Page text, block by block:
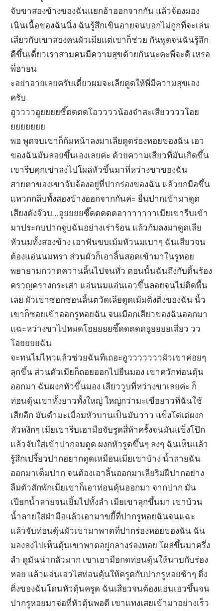
จับขาสองข้างของฉันแยกอ้าออกจากกัน แล้วจ้องมอง
เนินเนื้อของฉันนิ่ง ฉันรู้สึกเขินอายจนบอกไม่ถูกที่จะเล่น
เสียวกับเขาสองคนผัวเมียแต่เขาก็ช่วย กันพูดจนฉันรู้สึก
ดีขึ้นเดี๋ยวเราสามคนมีความสุขด้วยกันนะคะพี่จะดี เหรอ
พี่อายน
ะอย่าอายเลยครับเดี๋ยวผมจะเลียดูดให้พี่มีความสุขเอง
ครับ
อูววววอูยยยยซี๊ดดดดโอววววน้องจ๋าสะเสียววววโอย
ยยยยยยย
พอ พูดจบเขาก็ก้มหน้าลงมาเลียดูดร่องหอยของฉัน เอว
ของฉันมันลอยขึ้นเองเลยค่ะ ด้วยความเสียวที่มันเกิดขึ้น
เขารีบคุกเข่าลงไปโผล่หัวขึ้นมาที่หว่างขาของฉัน
สายตาของเขาจับจ้องอยู่ที่ปากร่องของฉัน แล้วยกมือขึ้น
แหวกกลีบทั้งสองข้างออกจากกันค่ะ ยื่นปากเข้ามาดูด
เสียงดังจ๊วบ…อูยยยยซี๊ดดดดดอาาาาาาาเมียเขารีบเข้า
มาประกบปากจูบฉันอย่างเร่าร้อน แล้วก้มลงมาดูดเลีย
หัวนมทั้งสองข้าง เอาฟันขบเม้มหัวนมเบาๆ ฉันเสียวจน
ต้องแอ่นนมหรา ส่วนผัวก็เอาลิ้นสอดเข้ามาในรูหอย
พยายามกวาดควานลิ้นไปจนทั่ว ตอนนั้นฉันถึงกับดิ้นร้อง
ครวญครางกระเส่า แอ่นนมแอ่นเอวขึ้นลอยจนไม่ติดพื้น
เลย ผัวเขาซอกซอนลิ้นตวัดเลียดูดเม้มติ่งติ่งของฉัน นิ้ว
เขาก็ซอยเข้าออกรูหอยฉัน จนเมือกเสียวของฉันออกมา
แฉะหว่างขาไปหมดโอยยยยซี๊ดดดดดอูยยยยเสียว วว
โอยยยยฉัน
จะทนไม่ไหวแล้วช่วยฉันทีเถอะอูวววววววผัวเขาค่อยๆ
ลุกขึ้น ส่วนตัวเมียก็ถอยออกไปยืนมอง เขาควักท่อนดุ้น
ออกมา ฉันผงกหัวขึ้นมอง เสียววูบที่หว่างขาเลยค่ะ ก็
ท่อนดุ้นเขาทั้งยาวทั้งใหญ่ ใหญ่กว่ามะเขือยาวที่ฉันใช้
เสียอีก มันดำมะเมื่อมหัวบานเป็นมันวาว แข็งโด่เด่ผงก
หัวหงึกๆ เมียเขารีบเอามือจับรูดสี่ห้าครั้งจนมันแข็งโป๊ก
แล้วจับใส่เข้าปากอมดูด ผงกหัวรูดขึ้นๆ ลงๆ ฉันเห็นแล้ว
รู้สึกเปรี้ยวปากอยากดูดเหมือนเมียเขาบ้าง น้ำลายฉัน
ออกมาเต็มปาก จนต้องเอาลิ้นออกมาเลียริมฝีปากอย่าง
ลืมตัวสักพักเมียเขาก็เอาท่อนดุ้นออกมา จากปาก มัน
เปียกน้ำลายจนเยิ้มไปทั้งลำ เมียเขาลุกขึ้นมา เขาบ้วน
น้ำลายใส่ฝ่ามือแล้วเอามาขยี้ที่ปากรูหอยฉันจนแฉะ
แล้วจับท่อนดุ้นผัวเขามาพาดที่ปากร่องหอยของฉัน ฉัน
มองลงไปเห็นดุ้นเขาพาดอยู่กลางร่องหอย โผล่ขึ้นมาครึ่ง
ลำ ดูมันน่ากลัวมาก เขาเอามือกดท่อนดุ้นให้นาบกับร่อง
หอย แล้วแอ่นเอวไสท่อนดุ้นให้ครูดกับปากรูหอยช้าๆ ติ่ง
ติ่งของฉันโดนหัวดุ้นครูด ฉันเสียวจนต้องแอ่นเอวขึ้นจน
ปากรูหอยมาจ่อที่หัวดุ้นพอดี เขาแทงเสยเข้ามาอย่างเร็ว